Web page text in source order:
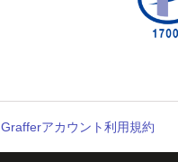
Grafferアカウント利用規約